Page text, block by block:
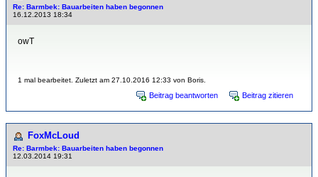
Re: Barmbek: Bauarbeiten haben begonnen
16.12.2013 18:34
owT
1 mal bearbeitet. Zuletzt am 27.10.2016 12:33 von Boris.
Beitrag beantworten Beitrag zitieren
FoxMcLoud
Re: Barmbek: Bauarbeiten haben begonnen
12.03.2014 19:31